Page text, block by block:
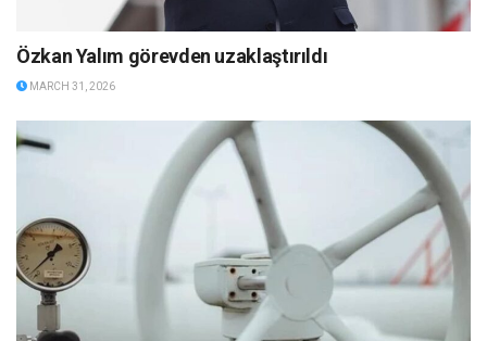
Özkan Yalım görevden uzaklaştırıldı
MARCH 31, 2026